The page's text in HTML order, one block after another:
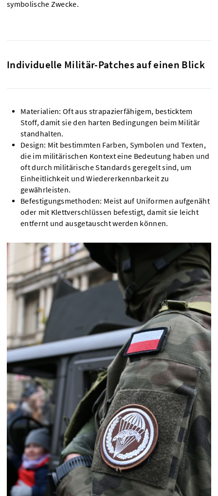
symbolische Zwecke.
Individuelle Militär-Patches auf einen Blick
Materialien: Oft aus strapazierfähigem, besticktem
Stoff, damit sie den harten Bedingungen beim Militär
standhalten.
Design: Mit bestimmten Farben, Symbolen und Texten,
die im militärischen Kontext eine Bedeutung haben und
oft durch militärische Standards geregelt sind, um
Einheitlichkeit und Wiedererkennbarkeit zu
gewährleisten.
Befestigungsmethoden: Meist auf Uniformen aufgenäht
oder mit Klettverschlüssen befestigt, damit sie leicht
entfernt und ausgetauscht werden können.